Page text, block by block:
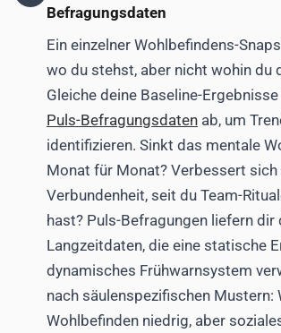
Befragungsdaten
Ein einzelner Wohlbefindens-
wo du stehst, aber nicht wohin du
Gleiche deine Baseline-
Puls-Befragungsdaten ab, um
identifizieren. Sinkt das mentale
Monat für Monat? Verbessert sich
Verbundenheit, seit du Team-
hast? Puls-Befragungen liefern dir
Langzeitdaten, die eine statische
dynamisches Frühwarnsystem
nach säulenspezifischen Mustern:
Wohlbefinden niedrig, aber